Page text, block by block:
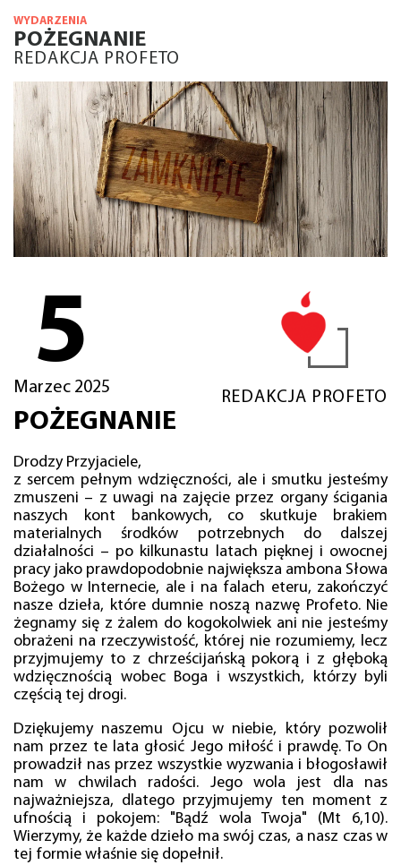
WYDARZENIA
POŻEGNANIE
REDAKCJA PROFETO
5
Marzec 2025
REDAKCJA PROFETO
POŻEGNANIE
Drodzy Przyjaciele,
z sercem pełnym wdzięczności, ale i smutku jesteśmy
zmuszeni – z uwagi na zajęcie przez organy ścigania
naszych kont bankowych, co skutkuje brakiem
materialnych środków potrzebnych do dalszej
działalności – po kilkunastu latach pięknej i owocnej
pracy jako prawdopodobnie największa ambona Słowa
Bożego w Internecie, ale i na falach eteru, zakończyć
nasze dzieła, które dumnie noszą nazwę Profeto. Nie
żegnamy się z żalem do kogokolwiek ani nie jesteśmy
obrażeni na rzeczywistość, której nie rozumiemy, lecz
przyjmujemy to z chrześcijańską pokorą i z głęboką
wdzięcznością wobec Boga i wszystkich, którzy byli
częścią tej drogi.
Dziękujemy naszemu Ojcu w niebie, który pozwolił
nam przez te lata głosić Jego miłość i prawdę. To On
prowadził nas przez wszystkie wyzwania i błogosławił
nam w chwilach radości. Jego wola jest dla nas
najważniejsza, dlatego przyjmujemy ten moment z
ufnością i pokojem: "Bądź wola Twoja" (Mt 6,10).
Wierzymy, że każde dzieło ma swój czas, a nasz czas w
tej formie właśnie się dopełnił.